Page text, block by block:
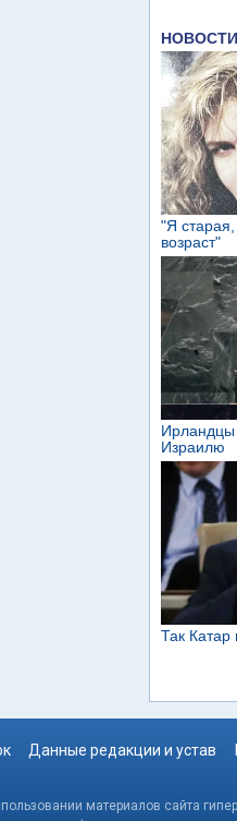
Данные редакции и устав
материалов сайта